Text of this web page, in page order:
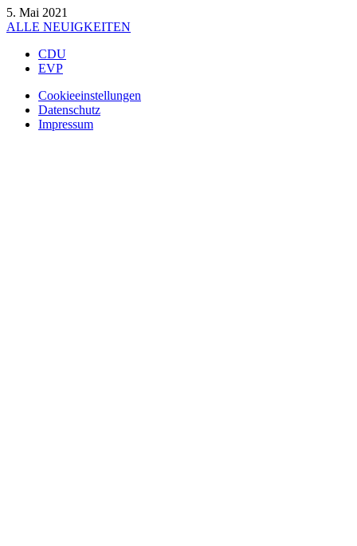
5. Mai 2021
ALLE NEUIGKEITEN
CDU
EVP
Cookieeinstellungen
Datenschutz
Impressum